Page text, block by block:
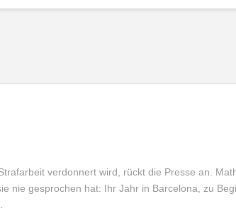
verdonnert wird, rückt die Presse an.
nie gesprochen hat: Ihr Jahr in Barcelona, zu